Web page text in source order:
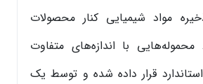
مواد شیمیایی کنار محصولات
با اندازه‌های متفاوت
قرار داده شده و توسط یک